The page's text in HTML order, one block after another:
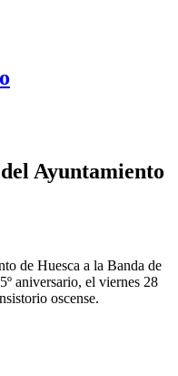
Ayuntamiento
de Huesca a la Banda de
aniversario, el viernes 28
oscense.